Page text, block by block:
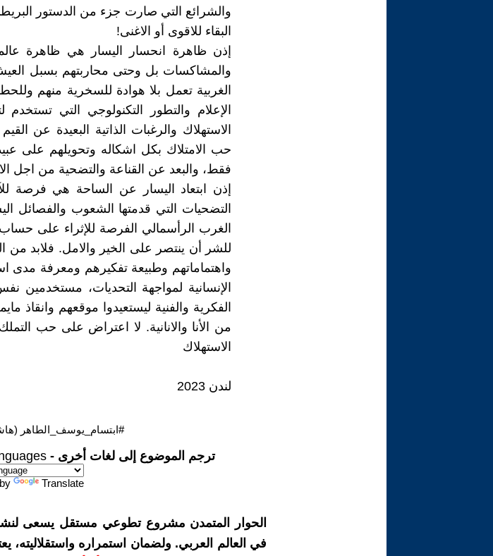
والشرائع التي صارت جزء من الدستور
البقاء للاقوى أو الاغنى!
إذن ظاهرة انحسار اليسار هي ظاهرة
والمشاكسات بل وحتى محاربتهم بسبل
الغربية تعمل بلا هوادة للسخرية منهم
الإعلام والتطور التكنولوجي التي
الاستهلاك والرغبات الذاتية البعيدة عن
حب الامتلاك بكل اشكاله وتحويلهم على
فقط، والبعد عن القناعة والتضحية من اجل
إذن ابتعاد اليسار عن الساحة هي فرصة
التضحيات التي قدمتها الشعوب والفصائل
الغرب الرأسمالي الفرصة للإثراء على
للشر أن ينتصر على الخير والامل. فلابد
واهتماماتهم وطبيعة تفكيرهم ومعرفة مدى
الإنسانية لمواجهة التحديات، مستخدمين
الفكرية والفنية ليستعيدوا موقعهم وانقاذ
من الأنا والانانية. لا اعتراض على حب
الاستهلاك
لندن 2023
#ابتسام_يوسف_الطاهر
ترجم الموضوع إلى لغات أخرى -
Translate
الحوار المتمدن مشروع تطوعي مستقل يسعى لنشر
في العالم العربي. ولضمان استمراره